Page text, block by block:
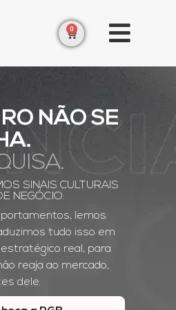
0
NÃO SE
SINAIS CULTURAIS
NEGÓCIO.
lemos
tudo isso em
real, para
reaja ao mercado,
dele.